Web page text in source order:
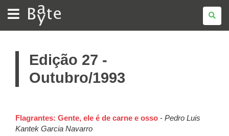
BATE
BYTE
Edição 27 -
Outubro/1993
Flagrantes: Gente, ele é de carne e osso - Pedro Luis
Kantek Garcia Navarro